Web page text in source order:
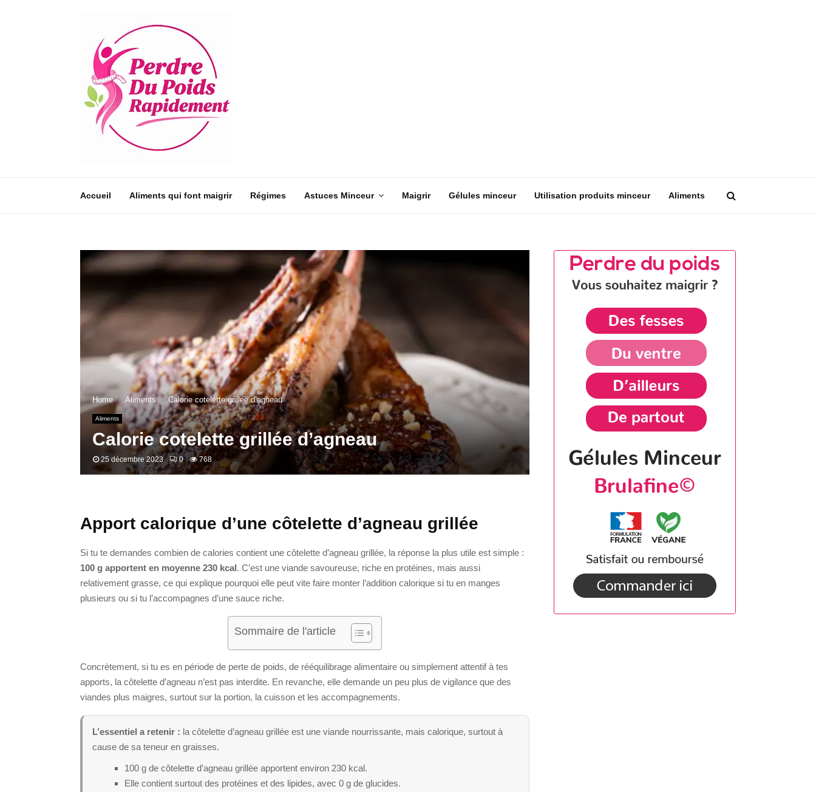
Accueil Aliments qui font maigrir Régimes Astuces Minceur Maigrir Gélules minceur Utilisation produits minceur Aliments
Home Aliments Calorie cotelette grillée d’agneau
Aliments
Calorie cotelette grillée d’agneau
25 décembre 2023 0 768
Apport calorique d’une côtelette d’agneau grillée
Si tu te demandes combien de calories contient une côtelette d’agneau grillée, la réponse la plus utile est simple :
100 g apportent en moyenne 230 kcal. C’est une viande savoureuse, riche en protéines, mais aussi
relativement grasse, ce qui explique pourquoi elle peut vite faire monter l’addition calorique si tu en manges
plusieurs ou si tu l’accompagnes d’une sauce riche.
Sommaire de l'article
Concrètement, si tu es en période de perte de poids, de rééquilibrage alimentaire ou simplement attentif à tes
apports, la côtelette d’agneau n’est pas interdite. En revanche, elle demande un peu plus de vigilance que des
viandes plus maigres, surtout sur la portion, la cuisson et les accompagnements.
L’essentiel a retenir : la côtelette d’agneau grillée est une viande nourrissante, mais calorique, surtout à
cause de sa teneur en graisses.
100 g de côtelette d’agneau grillée apportent environ 230 kcal.
Elle contient surtout des protéines et des lipides, avec 0 g de glucides.